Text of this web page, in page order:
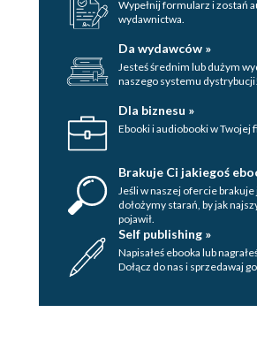
Zadanie 46. Znajdź 1 ruch prowadzący
Zadanie 47. Znajdź 1 ruch prowadzący do
Zadanie 48. Znajdź 1 ruch prowadzący
Zadanie 50. Znajdź 3 ruchy prowadzące
Wypełnij formularz i zostań
wydawnictwa.
Da wydawców »
Jesteś średnim lub dużym
naszego systemu dystrybucji!
Dla biznesu »
Ebooki i audiobooki w Twojej
Brakuje Ci jakiegoś
Jeśli w naszej ofercie brakuje
dołożymy starań, by jak
pojawił.
Self publishing »
Napisałeś ebooka lub
Dołącz do nas i sprzedawaj